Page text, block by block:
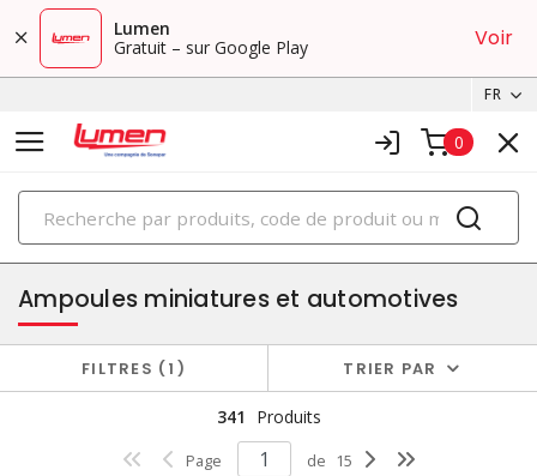
Lumen
Gratuit – sur Google Play
Voir
FR
0
PRODUITS
ampoules
Ampoules miniatures et automotives
FILTRES 1 TRIER PAR
341 Produits
Page de 15